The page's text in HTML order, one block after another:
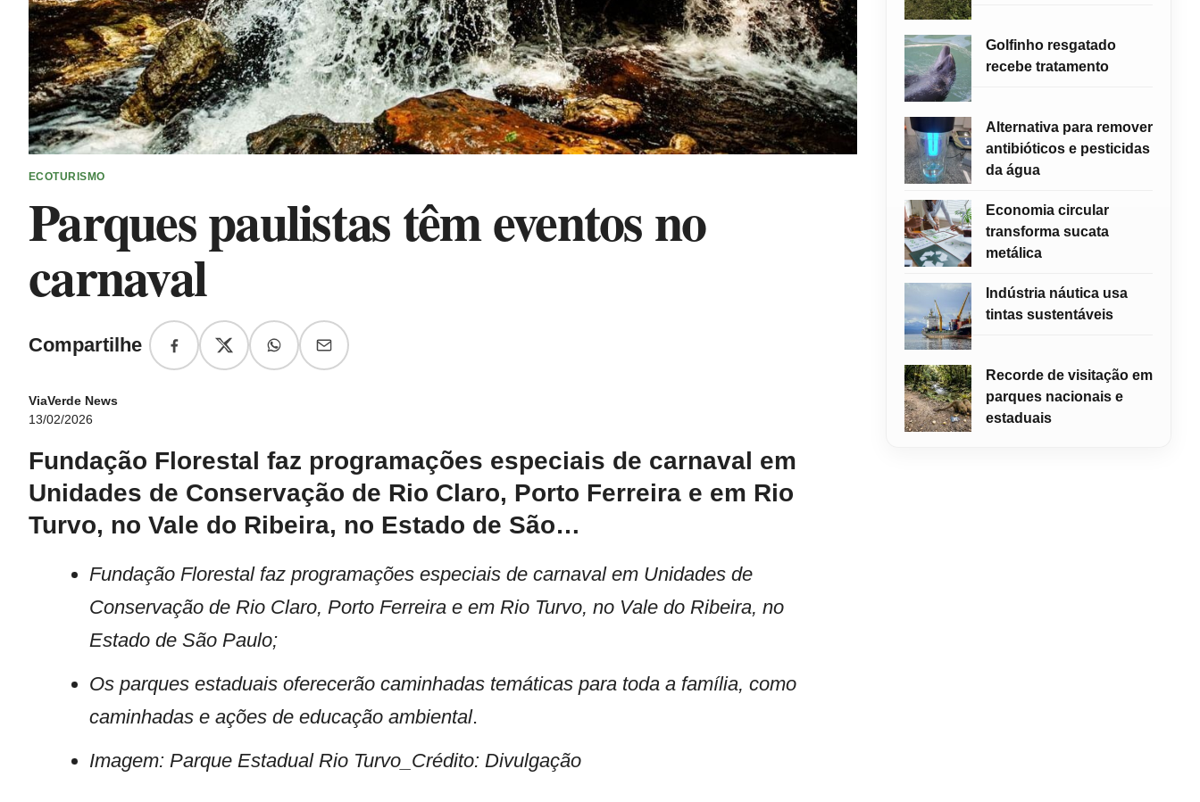
ECOTURISMO
Parques paulistas têm eventos no
carnaval
Compartilhe
ViaVerde News
13/02/2026
Fundação Florestal faz programações especiais de carnaval em
Unidades de Conservação de Rio Claro, Porto Ferreira e em Rio
Turvo, no Vale do Ribeira, no Estado de São…
Fundação Florestal faz programações especiais de carnaval em Unidades de
Conservação de Rio Claro, Porto Ferreira e em Rio Turvo, no Vale do Ribeira, no
Estado de São Paulo;
Os parques estaduais oferecerão caminhadas temáticas para toda a família, como
caminhadas e ações de educação ambiental.
Imagem: Parque Estadual Rio Turvo_Crédito: Divulgação
Golfinho resgatado
recebe tratamento
Alternativa para remover
antibióticos e pesticidas
da água
Economia circular
transforma sucata
metálica
Indústria náutica usa
tintas sustentáveis
Recorde de visitação em
parques nacionais e
estaduais